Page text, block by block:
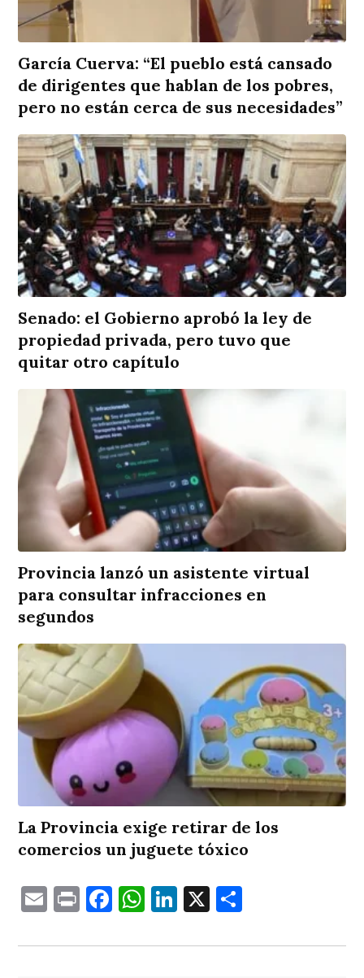
García Cuerva: “El pueblo está cansado
de dirigentes que hablan de los pobres,
pero no están cerca de sus necesidades”
Senado: el Gobierno aprobó la ley de
propiedad privada, pero tuvo que
quitar otro capítulo
Provincia lanzó un asistente virtual
para consultar infracciones en
segundos
La Provincia exige retirar de los
comercios un juguete tóxico
EmailPrintFacebook
WhatsApp
LinkedIn
X